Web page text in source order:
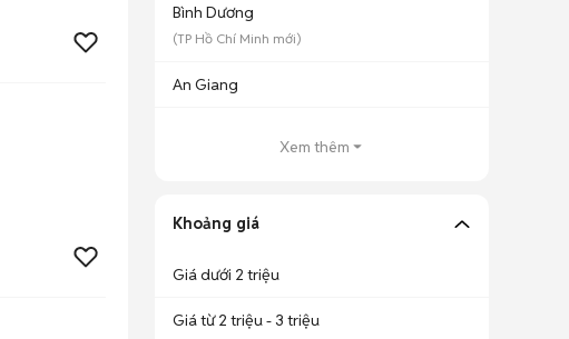
Bình Dương
(TP Hồ Chí Minh mới)
An Giang
Xem thêm
Khoảng giá
Giá dưới 2 triệu
Giá từ 2 triệu - 3 triệu